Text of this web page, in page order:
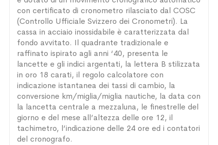
con certificato di cronometro rilasciato dal COSC
(Controllo Ufficiale Svizzero dei Cronometri). La
cassa in acciaio inossidabile è caratterizzata dal
fondo avvitato. Il quadrante tradizionale e
raffinato ispirato agli anni ‘40, presenta le
lancette e gli indici argentati, la lettera B stilizzata
in oro 18 carati, il regolo calcolatore con
indicazione istantanea dei tassi di cambio, la
conversione km/miglia/miglia nautiche, la data con
la lancetta centrale a mezzaluna, le finestrelle del
giorno e del mese all’altezza delle ore 12, il
tachimetro, l’indicazione delle 24 ore ed i contatori
del cronografo.